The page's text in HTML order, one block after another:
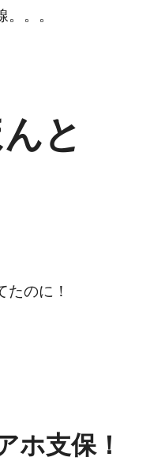
。。
と
たのに！
ホ支保！